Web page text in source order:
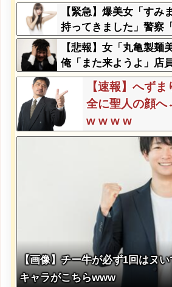
て商売してるの？
【緊急】爆美女「すみ
持ってきました」警察
「！？」→結果w w w
【悲報】女「丸亀製麺
俺「また来ようよ」店
になりまーす」→その
んだが俺悪くないよな
【速報】へず
全に聖人の顔
w w w w
【画像】チー牛が必ず1回はヌ
キャラがこちらwww